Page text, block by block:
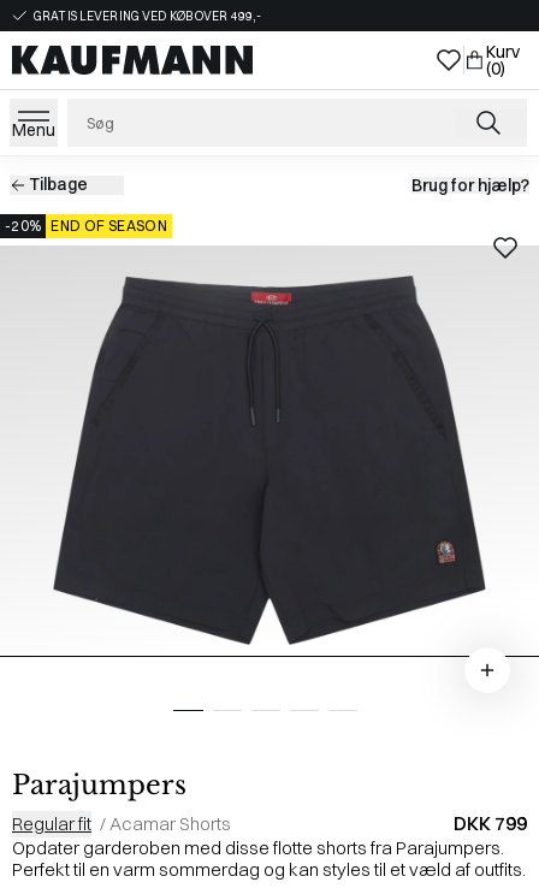
GRATIS LEVERING VED KØB OVER 499,-
Kurv
(0)
Menu
Tilbage Brug for hjælp?
-20% END OF SEASON
Parajumpers
Regular fit /Acamar Shorts DKK 799
Opdater garderoben med disse flotte shorts fra Parajumpers.
Perfekt til en varm sommerdag og kan styles til et væld af outfits.